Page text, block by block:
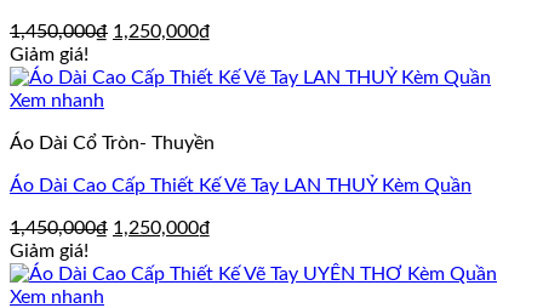
1,450,000₫ Giá
là:
1,250,000₫
tại
Giảm giá!
Xem nhanh
Áo Dài Cổ Tròn- Thuyền
Áo Dài Cao Cấp Thiết Kế Vẽ Tay LAN THUỶ Kèm Quần
1,450,000₫ Giá
là:
1,250,000₫
tại
Giảm giá!
Xem nhanh